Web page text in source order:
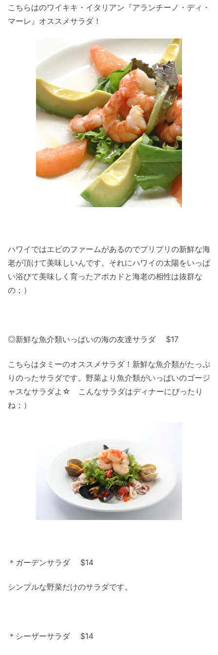
こちらはのワイキキ・イタリアン『アランチーノ・ディ・
マーレ』オススメサラダ！
ハワイではエビのファームがあるのでプリプリの新鮮な海
老が頂けて美味しいんです。それにハワイの太陽をいっぱ
い浴びて美味しく育ったアボカドと海老の相性は抜群な
の；）
◎新鮮な魚介類いっぱいの海の友達サラダ $17
こちらはタミーのオススメサラダ！新鮮な魚介類がたっぷ
りのったサラダです。野菜より魚介類がいっぱいのゴージ
ャスなサラダよ☆ こんなサラダはディナーにぴったり
ね；）
＊ガーデンサラダ $14
シンプルな野菜だけのサラダです。
＊シーザーサラダ $14